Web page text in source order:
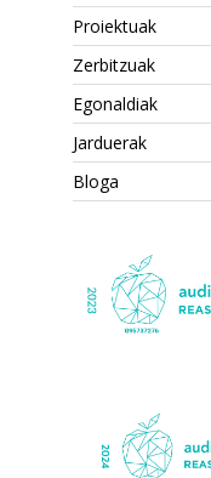
Proiektuak
Zerbitzuak
Egonaldiak
Jarduerak
Bloga